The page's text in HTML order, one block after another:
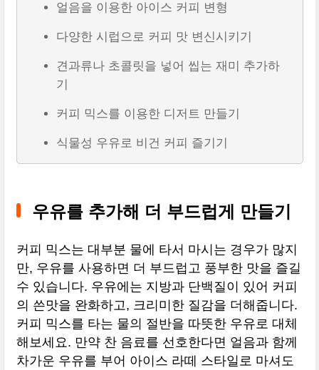
얼음을 이용한 아이스 커피 변형
다양한 시럽으로 커피 맛 변신시키기
견과류나 초콜릿을 넣어 씹는 재미 추가하
기
커피 믹스를 이용한 디저트 만들기
식물성 우유로 비건 커피 즐기기
우유를 추가해 더 부드럽게 만들기
커피 믹스는 대부분 물에 타서 마시는 경우가 많지
만, 우유를 사용하면 더 부드럽고 풍부한 맛을 즐길
수 있습니다. 우유에는 지방과 단백질이 있어 커피
의 쓴맛을 완화하고, 크리미한 질감을 더해줍니다.
커피 믹스를 타는 물의 절반을 따뜻한 우유로 대체
해보세요. 만약 찬 음료를 선호한다면 얼음과 함께
차가운 우유를 부어 아이스 라떼 스타일로 마셔도